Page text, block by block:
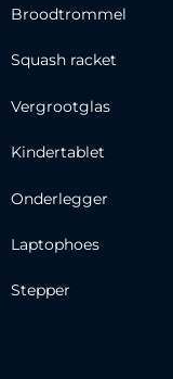
Broodtrommel
Squash racket
Vergrootglas
Kindertablet
Onderlegger
Laptophoes
Stepper